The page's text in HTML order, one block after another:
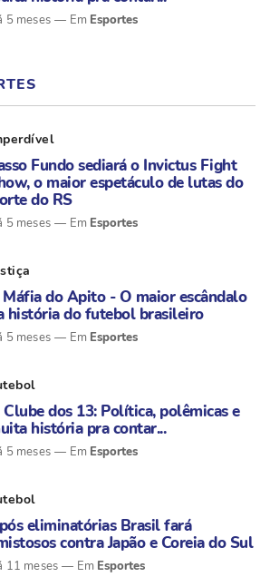
5 meses Esportes
Fundo sediará o Invictus Fight
o maior espetáculo de lutas do
do RS
5 meses Esportes
do Apito - O maior escândalo
história do futebol brasileiro
5 meses Esportes
dos 13: Política, polêmicas e
história pra contar...
5 meses Esportes
eliminatórias Brasil fará
contra Japão e Coreia do Sul
11 meses Esportes